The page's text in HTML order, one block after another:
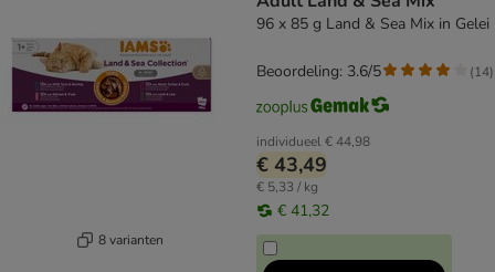
8 varianten
96 x 85 g Land & Sea Mix in Gelei
individueel€ 44,98
€ 43,49
€ 5,33 / kg
€ 41,32
Beoordeling: 3.6/5 (14)